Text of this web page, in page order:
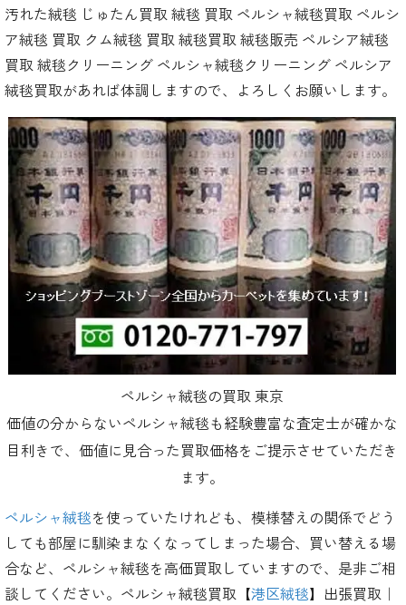
汚れた絨毯 じゅたん買取 絨毯 買取 ペルシャ絨毯買取 ペルシ
ア絨毯 買取 クム絨毯 買取 絨毯買取 絨毯販売 ペルシア絨毯
買取 絨毯クリーニング ペルシャ絨毯クリーニング ペルシア
絨毯買取があれば体調しますので、よろしくお願いします。
ペルシャ絨毯の買取 東京
価値の分からないペルシャ絨毯も経験豊富な査定士が確かな
目利きで、価値に見合った買取価格をご提示させていただき
ます。
ペルシャ絨毯を使っていたけれども、模様替えの関係でどう
しても部屋に馴染まなくなってしまった場合、買い替える場
合など、ペルシャ絨毯を高価買取していますので、是非ご相
談してください。ペルシャ絨毯買取【港区絨毯】出張買取｜